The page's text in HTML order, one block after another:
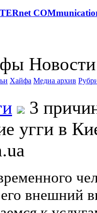
Хайфа Медиа архив
3
угги в
внешний